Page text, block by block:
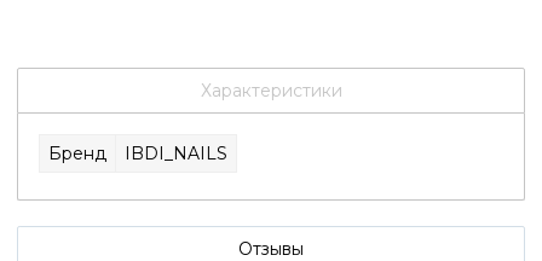
Характеристики
Бренд IBDI_NAILS
Отзывы